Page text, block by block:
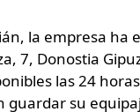
la empresa ha
7, Donostia
las 24
guardar su